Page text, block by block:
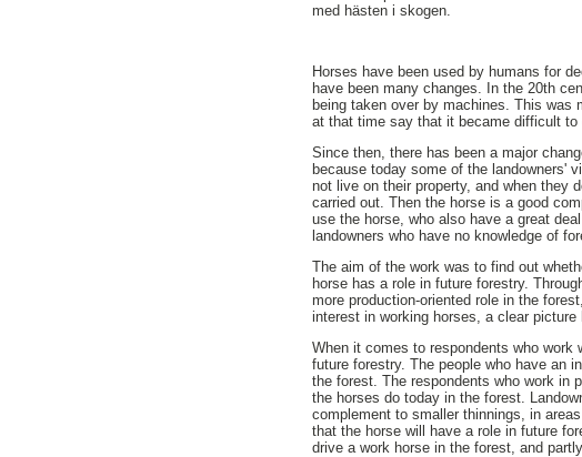
med hästen i skogen.
Horses have been used by humans for
have been many changes. In the 20th
being taken over by machines. This was
at that time say that it became difficult
Since then, there has been a major
because today some of the landowners'
not live on their property, and when they
carried out. Then the horse is a good
use the horse, who also have a great
landowners who have no knowledge of
The aim of the work was to find out
horse has a role in future forestry.
more production-oriented role in the
interest in working horses, a clear
When it comes to respondents who
future forestry. The people who have an
the forest. The respondents who work in
the horses do today in the forest.
complement to smaller thinnings, in
that the horse will have a role in future
drive a work horse in the forest, and